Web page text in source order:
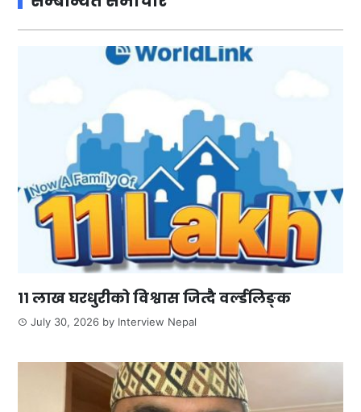
११ लाख घरधुरीको विश्वास जित्दै वर्ल्डलिङ्क
July 30, 2026 by Interview Nepal